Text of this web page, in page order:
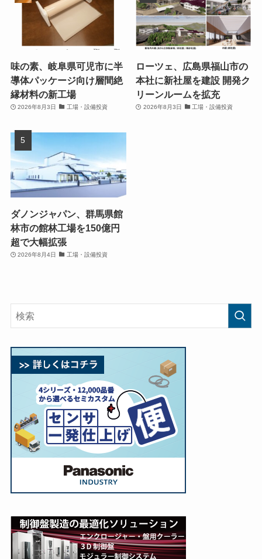
味の素、岐阜県可児市に半
導体パッケージ向け層間絶
縁材料の新工場
2026年8月3日 工場・設備投資
ローツェ、広島県福山市の
本社に新社屋を建設 開発ク
リーンルームを拡充
2026年8月3日 工場・設備投資
ダノンジャパン、群馬県館
林市の館林工場を150億円
超で大幅拡張
2026年8月4日 工場・設備投資